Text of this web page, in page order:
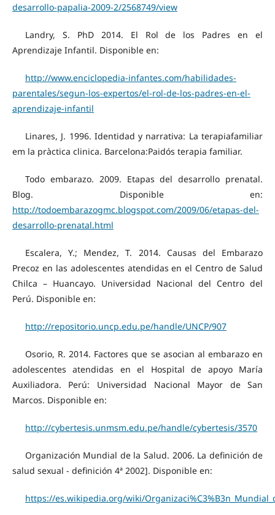
desarrollo-papalia-2009-2/2568749/view
Landry, S. PhD 2014. El Rol de los Padres en el
Aprendizaje Infantil. Disponible en:
http://www.enciclopedia-infantes.com/habilidades-
parentales/segun-los-expertos/el-rol-de-los-padres-en-el-
aprendizaje-infantil
Linares, J. 1996. Identidad y narrativa: La terapiafamiliar
em la pràctica clinica. Barcelona:Paidós terapia familiar.
Todo embarazo. 2009. Etapas del desarrollo prenatal.
Blog. Disponible en:
http://todoembarazogmc.blogspot.com/2009/06/etapas-del-
desarrollo-prenatal.html
Escalera, Y.; Mendez, T. 2014. Causas del Embarazo
Precoz en las adolescentes atendidas en el Centro de Salud
Chilca – Huancayo. Universidad Nacional del Centro del
Perú. Disponible en:
http://repositorio.uncp.edu.pe/handle/UNCP/907
Osorio, R. 2014. Factores que se asocian al embarazo en
adolescentes atendidas en el Hospital de apoyo María
Auxiliadora. Perú: Universidad Nacional Mayor de San
Marcos. Disponible en:
http://cybertesis.unmsm.edu.pe/handle/cybertesis/3570
Organización Mundial de la Salud. 2006. La definición de
salud sexual - definición 4ª 2002]. Disponible en:
https://es.wikipedia.org/wiki/